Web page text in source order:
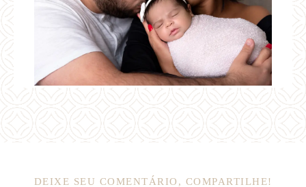
DEIXE SEU COMENTÁRIO, COMPARTILHE!